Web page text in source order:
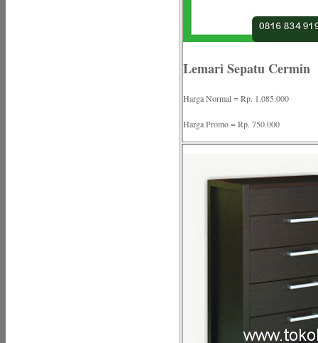
Lemari Sepatu Cermin
Harga Normal = Rp. 1.085.000
Harga Promo = Rp. 750.000